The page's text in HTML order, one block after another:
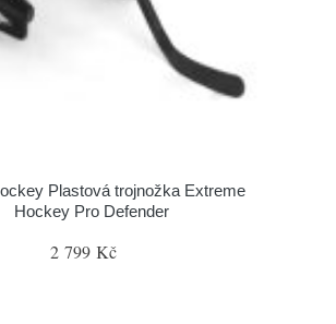
Plastová trojnožka Extreme
Hockey Pro Defender
2 799 Kč